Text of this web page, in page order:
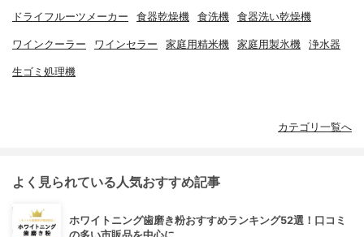
ドライフルーツメーカー 食器乾燥機 食洗機 食器洗い乾燥機
ワインクーラー ワインセラー 家庭用精米機 家庭用製氷機 浄水器
生ゴミ処理機
カテゴリ一覧へ
よく見られている人気おすすめ記事
ホワイトニング歯磨き粉おすすめランキング52選！口コミ